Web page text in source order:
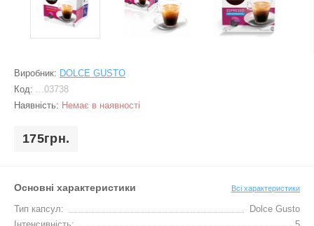
Виробник: DOLCE GUSTO
Код: ...03738
Наявність: Немає в наявності
175грн.
Основні характеристики Всі характеристики
Тип капсул:
Dolce Gusto